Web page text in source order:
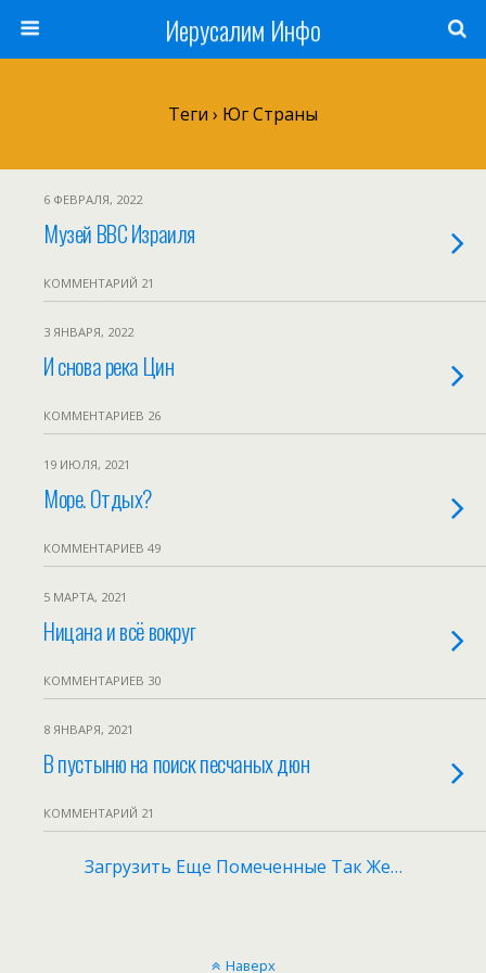
Иерусалим Инфо
Теги › Юг Страны
6 ФЕВРАЛЯ, 2022
Музей ВВС Израиля
КОММЕНТАРИЙ 21
3 ЯНВАРЯ, 2022
И снова река Цин
КОММЕНТАРИЕВ 26
19 ИЮЛЯ, 2021
Море. Отдых?
КОММЕНТАРИЕВ 49
5 МАРТА, 2021
Ницана и всё вокруг
КОММЕНТАРИЕВ 30
8 ЯНВАРЯ, 2021
В пустыню на поиск песчаных дюн
КОММЕНТАРИЙ 21
Загрузить Еще Помеченные Так Же…
Наверх